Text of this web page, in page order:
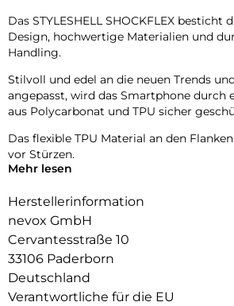
Das STYLESHELL SHOCKFLEX besticht
Design, hochwertige Materialien und
Handling.
Stilvoll und edel an die neuen Trends
angepasst, wird das Smartphone durch
aus Polycarbonat und TPU sicher
Das flexible TPU Material an den
vor Stürzen.
Durch das verwendete Material ist diese
Transparent und bringt jegliche Farbe
passend zur Geltung.
Die Anschlüsse, Knöpfe und Kamera
Hochwertiges Schmutzabweisendes
Mehr lesen
Herstellerinformation
nevox GmbH
Cervantesstraße 10
33106 Paderborn
Deutschland
Verantwortliche für die EU